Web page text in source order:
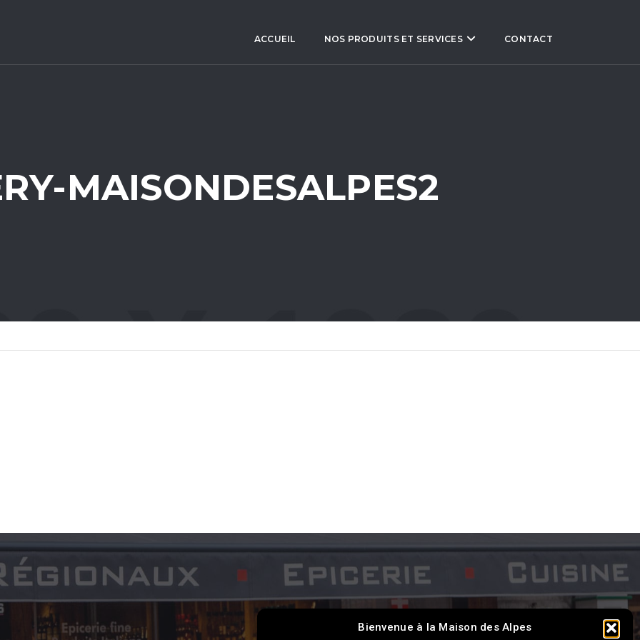
Bienvenue à la Maison des Alpes
ACCUEIL NOS PRODUITS ET SERVICES CONTACT
MAISONDESALPES2